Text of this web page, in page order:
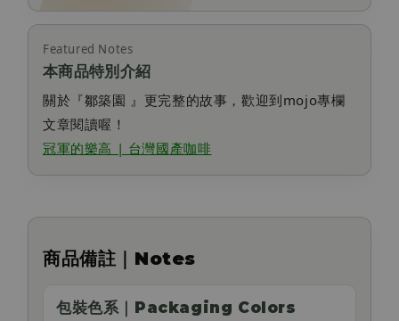
Featured Notes
本商品特別介紹
關於『鄒築園 』更完整的故事，歡迎到mojo專欄
文章閱讀喔！
冠軍的樂高 | 台灣國產咖啡
商品備註｜Notes
包裝色系｜Packaging Colors